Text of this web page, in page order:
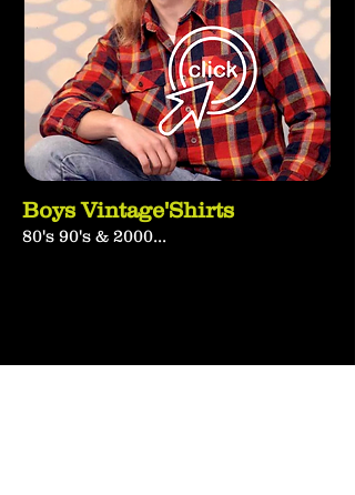
Boys Vintage'Shirts
80's 90's & 2000...